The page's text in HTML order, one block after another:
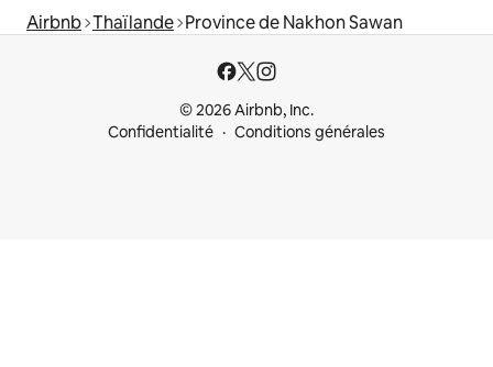
Airbnb Thaïlande Province de Nakhon Sawan
© 2026 Airbnb, Inc.
Confidentialité
Conditions générales